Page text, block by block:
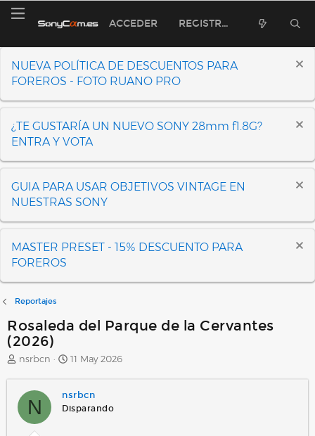
ACCEDER REGISTRARSE
NUEVA POLÍTICA DE DESCUENTOS PARA
FOREROS - FOTO RUANO PRO
¿TE GUSTARÍA UN NUEVO SONY 28mm f1.8G?
ENTRA Y VOTA
GUIA PARA USAR OBJETIVOS VINTAGE EN
NUESTRAS SONY
MASTER PRESET - 15% DESCUENTO PARA
FOREROS
Reportajes
Rosaleda del Parque de la Cervantes
(2026)
A
o
nsrbcn
F
h
a
11 May 2026
N
nsrbcn
Disparando